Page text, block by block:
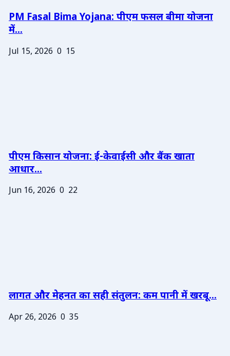
PM Fasal Bima Yojana: पीएम फसल बीमा योजना
में...
Jul 15, 2026 0 15
पीएम किसान योजना: ई-केवाईसी और बैंक खाता
आधार...
Jun 16, 2026 0 22
लागत और मेहनत का सही संतुलन: कम पानी में खरबू...
Apr 26, 2026 0 35